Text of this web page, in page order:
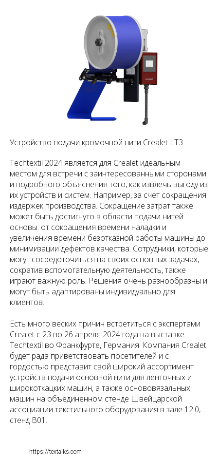
Устройство подачи кромочной нити Crealet LT3
Techtextil 2024 является для Crealet идеальным
местом для встречи с заинтересованными сторонами
и подробного объяснения того, как извлечь выгоду из
их устройств и систем. Например, за счет сокращения
издержек производства. Сокращение затрат также
может быть достигнуто в области подачи нитей
основы: от сокращения времени наладки и
увеличения времени безотказной работы машины до
минимизации дефектов качества. Сотрудники, которые
могут сосредоточиться на своих основных задачах,
сократив вспомогательную деятельность, также
играют важную роль. Решения очень разнообразны и
могут быть адаптированы индивидуально для
клиентов.
Есть много веских причин встретиться с экспертами
Crealet с 23 по 26 апреля 2024 года на выставке
Techtextil во Франкфурте, Германия. Компания Crealet
будет рада приветствовать посетителей и с
гордостью представит свой широкий ассортимент
устройств подачи основной нити для ленточных и
широкоткацких машин, а также основовязальных
машин на объединенном стенде Швейцарской
ассоциации текстильного оборудования в зале 12.0,
стенд B01.
https://textalks.com